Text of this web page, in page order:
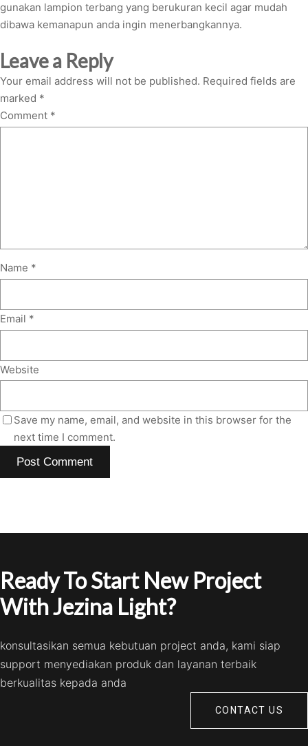
gunakan lampion terbang yang berukuran kecil agar mudah
dibawa kemanapun anda ingin menerbangkannya.
Leave a Reply
Your email address will not be published. Required fields are
marked *
Comment *
Name *
Email *
Website
Save my name, email, and website in this browser for the
next time I comment.
Ready To Start New Project
With Jezina Light?
konsultasikan semua kebutuan project anda, kami siap
support menyediakan produk dan layanan terbaik
berkualitas kepada anda
CONTACT US